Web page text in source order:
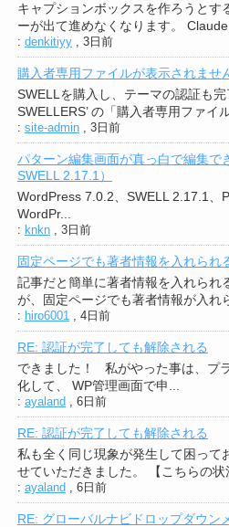
キャプションボックスを作ろうとす
ーが出て進めなくなります。
: denkitiyy, 3日前
購入者専用ファイルが表示されませ
SWELLを購入し、テーマの認証も完
SWELLERS’ の「購入者専用ファイ
: site-admin, 3日前
パターン編集画面が真っ白で編集で
SWELL 2.17.1）
WordPress 7.0.2、SWELL 2.17.1、
WordPr...
: knkn, 3日前
固定ページでも著者情報を入れられ
記事だと簡単に著者情報を入れられ
が、固定ページでも著者情報が入れ
: hiro6001, 4日前
RE: 認証が完了しても解除される
できました！ 私がやった事は、プ
化して、 WP管理画面で申...
: ayaland , 6日前
RE: 認証が完了しても解除される
私も全く同じ現象が発生して困って
せていただきました。 【こちらの状
: ayaland , 6日前
RE: グローバルナビドロップダウン